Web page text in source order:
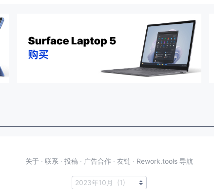
关于 · 联系 · 投稿 · 广告合作 · 友链 · Rework.tools 导航